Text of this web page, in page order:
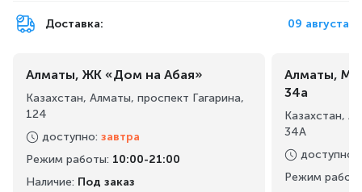
Доставка: 09 августа
Алматы, ЖК «Дом на Абая»
Казахстан, Алматы, проспект Гагарина,
124
доступно: завтра
Режим работы: 10:00-21:00
Наличие: Под заказ
Алматы,
34а
Казахстан,
34А
доступно
Режим